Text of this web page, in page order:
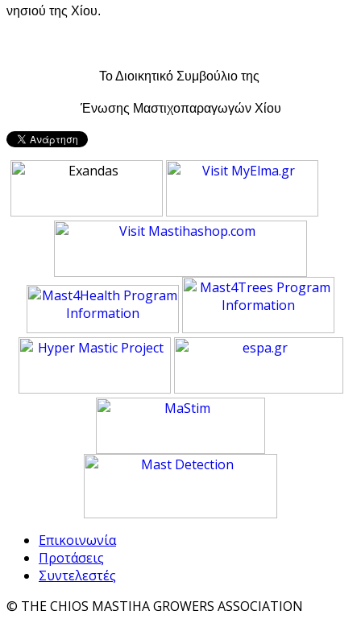
νησιού της Χίου.
Το Διοικητικό Συμβούλιο της
Ένωσης Μαστιχοπαραγωγών Χίου
Επικοινωνία
Προτάσεις
Συντελεστές
© THE CHIOS MASTIHA GROWERS ASSOCIATION